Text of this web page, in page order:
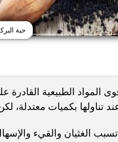
حبة
المواد الطبيعية القادرة
تناولها بكميات معتدلة،
الغثيان والقيء